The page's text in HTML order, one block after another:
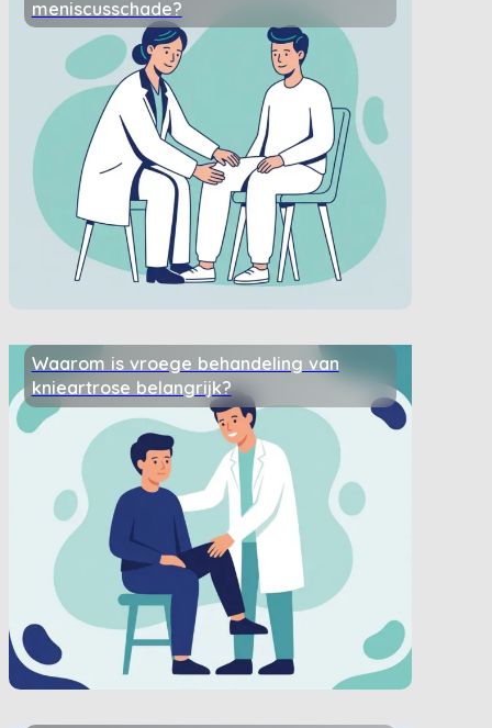
meniscusschade?
Waarom is vroege behandeling van
knieartrose belangrijk?